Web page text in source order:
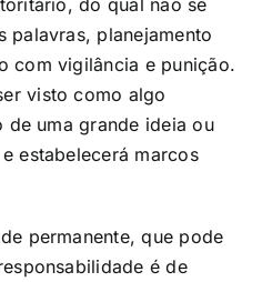
do qual não se
palavras, planejamento
com vigilância e punição.
visto como algo
uma grande ideia ou
estabelecerá marcos
permanente, que pode
é de